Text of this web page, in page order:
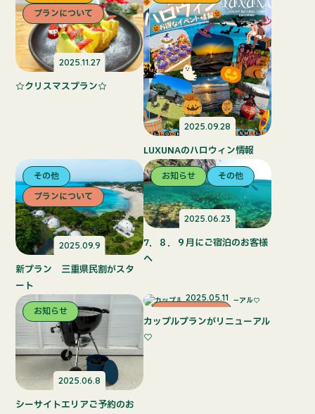
2025.11.27
プランについて
☆クリスマスプラン☆
2025.09.28
LUXUNAのハロウィン情報
2025.09.9
その他
プランについて
新プラン 三重県民割がスタ
ート
2025.06.23
お知らせ その他
7．８．９月にご宿泊のお客様
へ
2025.06.8
お知らせ
シーサイトエリアご予約のお
2025.05.11
プランについて
カップルプランがリニューアル
♡